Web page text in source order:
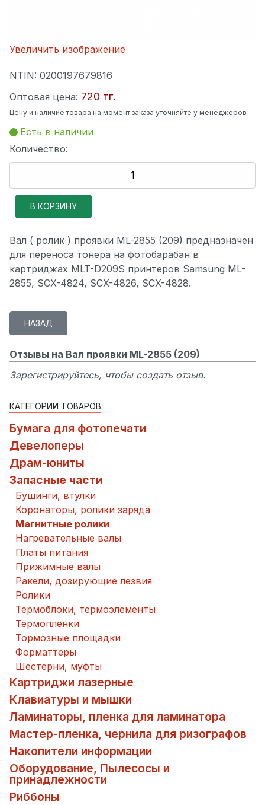
Увеличить изображение
NTIN: 0200197679816
Оптовая цена: 720 тг.
Цену и наличие товара на момент заказа уточняйте у менеджеров
Есть в наличии
Количество:
Вал ( ролик ) проявки ML-2855 (209) предназначен
для переноса тонера на фотобарабан в
картриджах MLT-D209S принтеров Samsung ML-
2855, SCX-4824, SCX-4826, SCX-4828.
Отзывы на Вал проявки ML-2855 (209)
Зарегистрируйтесь, чтобы создать отзыв.
КАТЕГОРИИ ТОВАРОВ
Бумага для фотопечати
Девелоперы
Драм-юниты
Запасные части
Бушинги, втулки
Коронаторы, ролики заряда
Магнитные ролики
Нагревательные валы
Платы питания
Прижимные валы
Ракели, дозирующие лезвия
Ролики
Термоблоки, термоэлементы
Термопленки
Тормозные площадки
Форматтеры
Шестерни, муфты
Картриджи лазерные
Клавиатуры и мышки
Ламинаторы, пленка для ламинатора
Мастер-пленка, чернила для ризографов
Накопители информации
Оборудование, Пылесосы и
принадлежности
Риббоны